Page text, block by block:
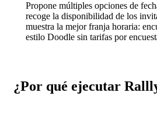
Propone múltiples opciones de
recoge la disponibilidad de los
muestra la mejor franja horaria:
estilo Doodle sin tarifas por
¿Por qué ejecutar